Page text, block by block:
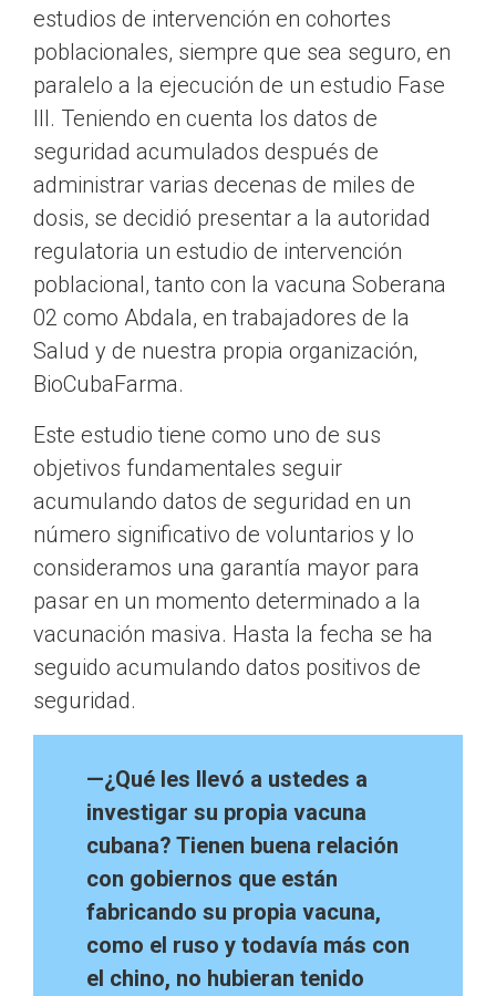
estudios de intervención en cohortes
poblacionales, siempre que sea seguro, en
paralelo a la ejecución de un estudio Fase
III. Teniendo en cuenta los datos de
seguridad acumulados después de
administrar varias decenas de miles de
dosis, se decidió presentar a la autoridad
regulatoria un estudio de intervención
poblacional, tanto con la vacuna Soberana
02 como Abdala, en trabajadores de la
Salud y de nuestra propia organización,
BioCubaFarma.
Este estudio tiene como uno de sus
objetivos fundamentales seguir
acumulando datos de seguridad en un
número significativo de voluntarios y lo
consideramos una garantía mayor para
pasar en un momento determinado a la
vacunación masiva. Hasta la fecha se ha
seguido acumulando datos positivos de
seguridad.
—¿Qué les llevó a ustedes a
investigar su propia vacuna
cubana? Tienen buena relación
con gobiernos que están
fabricando su propia vacuna,
como el ruso y todavía más con
el chino, no hubieran tenido